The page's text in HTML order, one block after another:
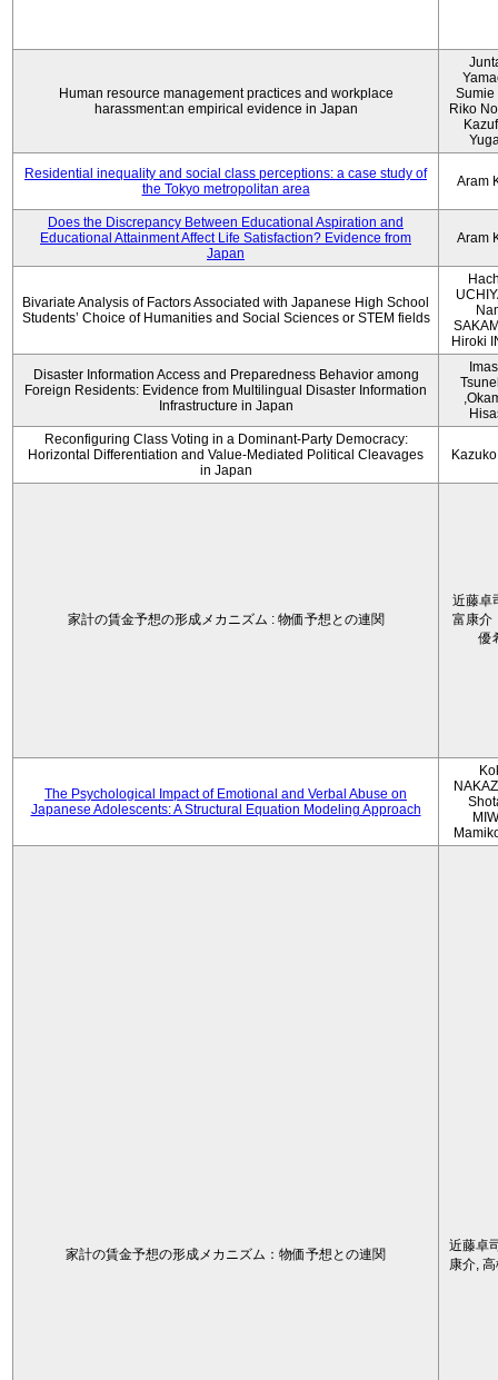
Human resource management practices and workplace
harassment:an empirical evidence in Japan
Sumie
Riko
Residential inequality and social class perceptions: a case study of
the Tokyo metropolitan area
Aram
Does the Discrepancy Between Educational Aspiration and
Educational Attainment Affect Life Satisfaction? Evidence from
Japan
Aram
Bivariate Analysis of Factors Associated with Japanese High School
Students’ Choice of Humanities and Social Sciences or STEM fields
Hiroki
Disaster Information Access and Preparedness Behavior among
Foreign Residents: Evidence from Multilingual Disaster Information
Infrastructure in Japan
Reconfiguring Class Voting in a Dominant-Party Democracy:
Horizontal Differentiation and Value-Mediated Political Cleavages
in Japan
家計の賃金予想の形成メカニズム : 物価予想との連関
近藤卓
富康介
優
The Psychological Impact of Emotional and Verbal Abuse on
Japanese Adolescents: A Structural Equation Modeling Approach
家計の賃金予想の形成メカニズム：物価予想との連関
近藤卓
康介,